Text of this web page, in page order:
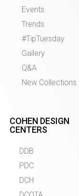
Events
Trends
#TipTuesday
Gallery
Q&A
New Collections
COHEN DESIGN
CENTERS
DDB
PDC
DCH